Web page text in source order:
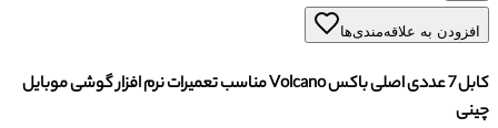
افزودن به علاقه‌مندی‌ها
کابل 7 عددی اصلی باکس Volcano مناسب تعمیرات نرم افزار گوشی موبایل
چینی